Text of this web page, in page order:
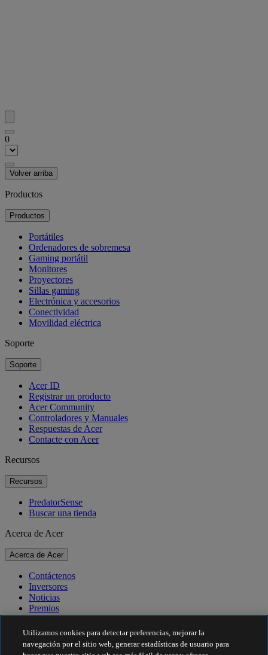
0
Volver arriba
Productos
Productos
Portátiles
Ordenadores de sobremesa
Gaming portátil
Monitores
Proyectores
Sillas gaming
Electrónica y accesorios
Conectividad
Movilidad eléctrica
Soporte
Soporte
Acer ID
Registrar un producto
Acer Community
Controladores y Manuales
Respuestas de Acer
Contacte con Acer
Recursos
Recursos
PredatorSense
Buscar una tienda
Acerca de Acer
Acerca de Acer
Contáctenos
Inversores
Noticias
Premios
Eventos
Sostenibilidad
Utilizamos cookies para detectar preferencias, mejorar la
navegación por el sitio web, generar estadísticas de usuario para